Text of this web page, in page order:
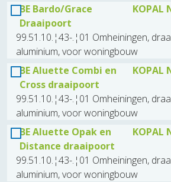
BE Bardo/Grace
Draaipoort
KOPAL
99.51.10.¦43-.¦01 Omheiningen,
aluminium, voor woningbouw
BE Aluette Combi en
Cross draaipoort
KOPAL
99.51.10.¦43-.¦01 Omheiningen,
aluminium, voor woningbouw
BE Aluette Opak en
Distance draaipoort
KOPAL
99.51.10.¦43-.¦01 Omheiningen,
aluminium, voor woningbouw